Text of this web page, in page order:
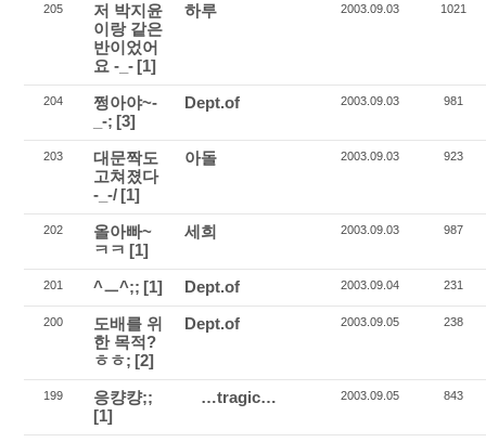
205
저 박지윤
이랑 같은
반이었어
요 -_- [1]
하루 2003.09.03 1021
204
쩡아야~-
_-; [3]
Dept.of 2003.09.03 981
203
대문짝도
고쳐졌다
-_-/ [1]
아돌 2003.09.03 923
202
올아빠~
ㅋㅋ [1]
세희 2003.09.03 987
201 ^ㅡ^;; [1] Dept.of 2003.09.04 231
200
도배를 위
한 목적?
ㅎㅎ; [2]
Dept.of 2003.09.05 238
199
응컁컁;;
[1]
…tragic… 2003.09.05 843